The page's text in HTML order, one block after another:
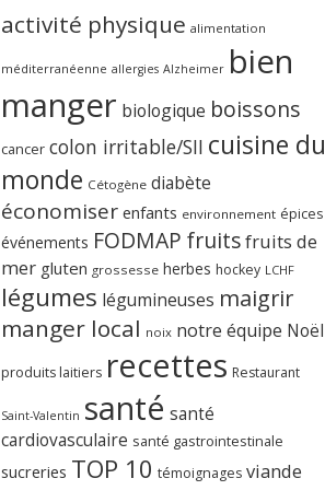
activité physique alimentation
méditerranéenne allergies Alzheimer bien
manger biologique boissons
cancer colon irritable/SII cuisine du
monde Cétogène diabète
économiser enfants environnement épices
événements FODMAP fruitsfruits de
mer gluten grossesse herbes hockey LCHF
légumes légumineuses maigrir
manger local noix notre équipe Noël
produits laitiers recettes Restaurant
Saint-Valentin santé santé
cardiovasculaire santé gastrointestinale
sucreries TOP 10 témoignages viande